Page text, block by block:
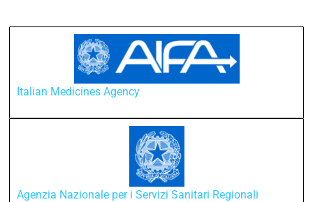
Italian Medicines Agency
Agenzia Nazionale per i Servizi Sanitari Regionali